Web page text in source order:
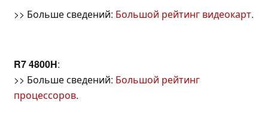
>> Больше сведений: Большой рейтинг видеокарт.
R7 4800H:
>> Больше сведений: Большой рейтинг
процессоров.